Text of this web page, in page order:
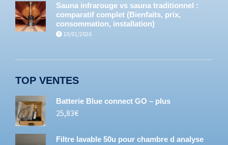
Sauna infrarouge vs sauna traditionnel :
comparatif complet (Bienfaits, prix,
consommation, installation)
10/01/2026
TOP VENTES
Batterie Blue connect GO – plus
25,83€
Filtre lavable 50u pour chambre d analyse